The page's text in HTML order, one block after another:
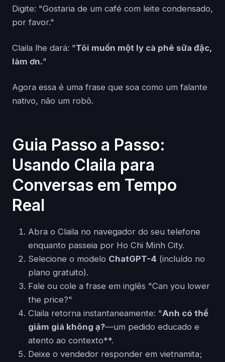
Digite: "Gostaria de um café com leite condensado,
por favor."
Claila lhe dará: "Tôi muốn một ly cà phê sữa đặc,
làm ơn."
Agora essa é uma frase que soa como um falante
nativo, não um robô.
Guia Passo a Passo:
Usando Claila para
Conversas em Tempo
Real
Abra o Claila no navegador do seu telefone
enquanto passeia por Ho Chi Minh City.
Selecione o modelo ChatGPT-4 (incluído no
plano gratuito).
Fale ou cole a frase em inglês "Can you lower
the price?"
Claila retorna instantaneamente: "Anh có thể
giảm giá không ạ?—um pedido educado e
atento ao contexto**.
Deixe o vendedor responder em vietnamita;